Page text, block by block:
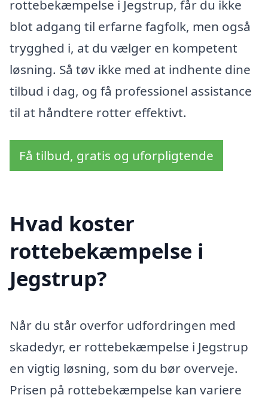
rottebekæmpelse i Jegstrup, får du ikke
blot adgang til erfarne fagfolk, men også
trygghed i, at du vælger en kompetent
løsning. Så tøv ikke med at indhente dine
tilbud i dag, og få professionel assistance
til at håndtere rotter effektivt.
Få tilbud, gratis og uforpligtende
Hvad koster
rottebekæmpelse i
Jegstrup?
Når du står overfor udfordringen med
skadedyr, er rottebekæmpelse i Jegstrup
en vigtig løsning, som du bør overveje.
Prisen på rottebekæmpelse kan variere